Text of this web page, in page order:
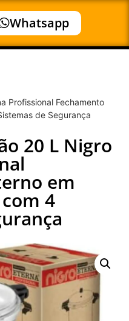
Whatsapp
Profissional Fechamento
de Segurança
20 L Nigro
em
4